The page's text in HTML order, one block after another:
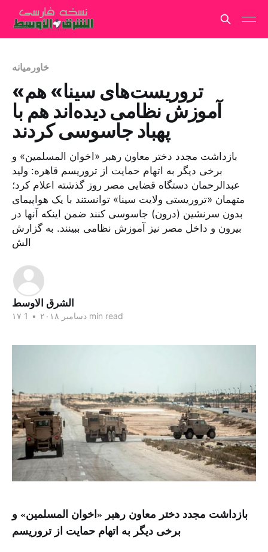
خاورمیانه
«تروریست‌های سینا» هم
آموزش نظامی دیده‌اند هم با
پهباد جاسوسی کردند
بازداشت مجدد دختر معاون رهبر «اخوان المسلمین» و
برخی دیگر به اتهام حمایت از تروریسم قاهره: ولید
عبدالرحمان دستگاه قضایی مصر روز گذشته اعلام کرد؛
متهمان «تروریستی ولایت سینا» توانستند با یک هواپیمای
بدون سرنشین (درون) جاسوسی کنند ضمن اینکه آنها در
بیرون و داخل مصر نیز آموزش نظامی ببینند. به گزارش
الش
الشرق الاوسط
۱۷ دسامبر ۲۰۱۸ • 1 min read
بازداشت مجدد دختر معاون رهبر «اخوان المسلمین» و
برخی دیگر به اتهام حمایت از تروریسم